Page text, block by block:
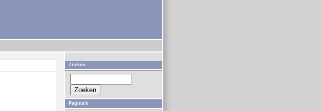
Zoeken
Pagina's